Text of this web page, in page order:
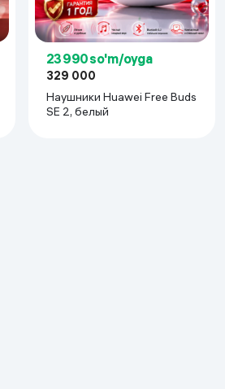
23 990 so'm/oyga
329 000
Наушники Huawei Free Buds
SE 2, белый